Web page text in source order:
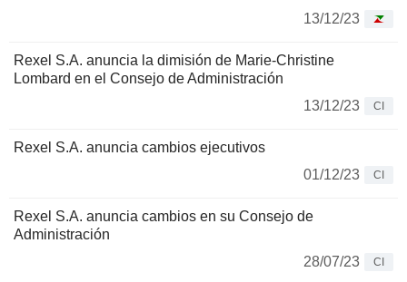
13/12/23
Rexel S.A. anuncia la dimisión de Marie-Christine
Lombard en el Consejo de Administración
13/12/23
CI
Rexel S.A. anuncia cambios ejecutivos
01/12/23
CI
Rexel S.A. anuncia cambios en su Consejo de
Administración
28/07/23
CI